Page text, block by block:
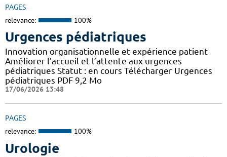
PAGES
relevance: 100%
Urgences pédiatriques
Innovation organisationnelle et expérience patient
Améliorer l’accueil et l’attente aux urgences
pédiatriques Statut : en cours Télécharger Urgences
pédiatriques PDF 9,2 Mo
17/06/2026 13:48
PAGES
relevance: 100%
Urologie